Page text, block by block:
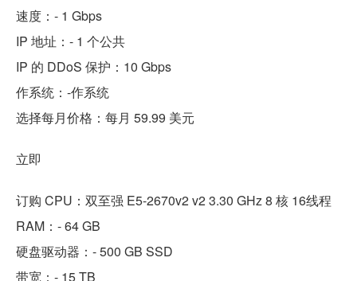
速度：- 1 Gbps
IP 地址：- 1 个公共
IP 的 DDoS 保护：10 Gbps
作系统：-作系统
选择每月价格：每月 59.99 美元
立即
订购 CPU：双至强 E5-2670v2 v2 3.30 GHz 8 核 16线程
RAM：- 64 GB
硬盘驱动器：- 500 GB SSD
带宽：- 15 TB